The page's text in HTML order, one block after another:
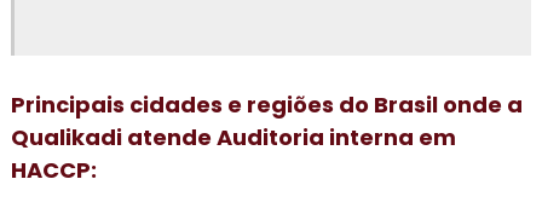
Consultoria para empresa alimentícia
Principais cidades e regiões do Brasil onde a
Qualikadi atende Auditoria interna em
HACCP: